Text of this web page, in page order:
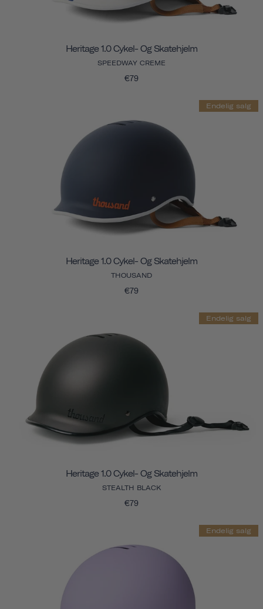
Heritage 1.0 Cykel- Og Skatehjelm
SPEEDWAY CREME
€79
Endelig salg
Heritage 1.0 Cykel- Og Skatehjelm
THOUSAND
€79
Endelig salg
Heritage 1.0 Cykel- Og Skatehjelm
STEALTH BLACK
€79
Endelig salg